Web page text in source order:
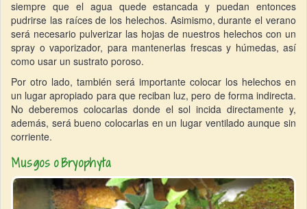
siempre que el agua quede estancada y puedan entonces
pudrirse las raíces de los helechos. Asimismo, durante el verano
será necesario pulverizar las hojas de nuestros helechos con un
spray o vaporizador, para mantenerlas frescas y húmedas, así
como usar un sustrato poroso.
Por otro lado, también será importante colocar los helechos en
un lugar apropiado para que reciban luz, pero de forma indirecta.
No deberemos colocarlas donde el sol incida directamente y,
además, será bueno colocarlas en un lugar ventilado aunque sin
corriente.
Musgos o Bryophyta